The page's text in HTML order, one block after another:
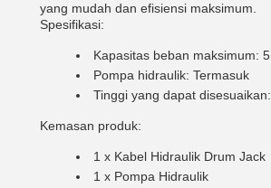
yang mudah dan efisiensi maksimum.
Spesifikasi:
Kapasitas beban maksimum:
Pompa hidraulik: Termasuk
Tinggi yang dapat
Kemasan produk:
1 x Kabel Hidraulik Drum Jack
1 x Pompa Hidraulik